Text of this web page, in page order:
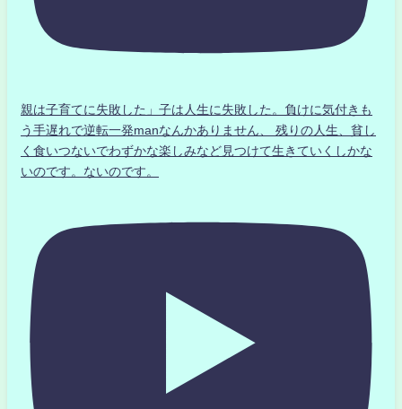
親は子育てに失敗した」子は人生に失敗した。負けに気付きも
う手遅れで逆転一発manなんかありません、 残りの人生、貧し
く食いつないでわずかな楽しみなど見つけて生きていくしかな
いのです。ないのです。